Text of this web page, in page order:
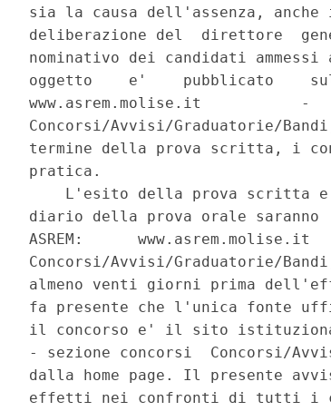
sia la causa dell'assenza,
deliberazione del  direttore
nominativo dei candidati
oggetto    e'    pubblicato
www.asrem.molise.it
Concorsi/Avvisi/Graduatorie/
termine della prova scritta, i
pratica.
L'esito della prova scritta
diario della prova orale
ASREM:
Concorsi/Avvisi/Graduatorie/
almeno venti giorni prima
fa presente che l'unica fonte
il concorso e' il sito
- sezione concorsi  Concorsi/
dalla home page. Il presente
effetti nei confronti di tutti i